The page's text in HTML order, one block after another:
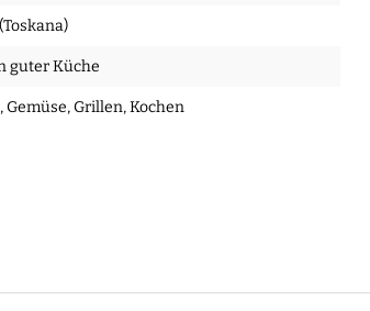
guter Küche
, Gemüse, Grillen, Kochen